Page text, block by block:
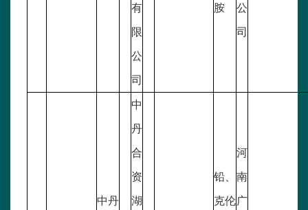
有
限
公
司
胺
公
司
中丹
中
丹
合
资
湖
铅、
克伦
河
南
广